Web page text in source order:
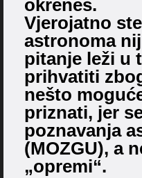
okreneš.
Vjerojatno
astronoma
pitanje leži u
prihvatiti
nešto
priznati, jer
poznavanja
(MOZGU), a
„opremi“.